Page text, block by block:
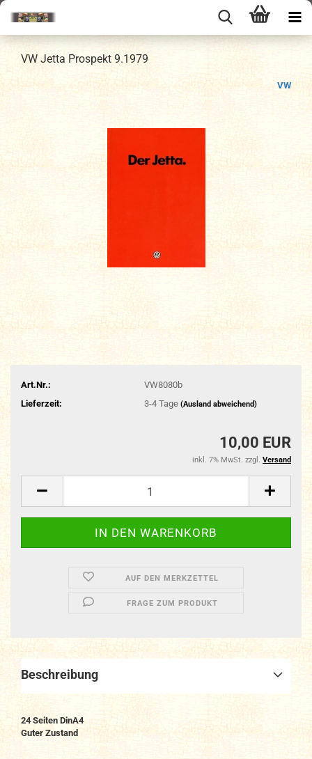
VW Jetta Prospekt 9.1979
VW
Art.Nr.:
VW8080b
Lieferzeit:
3-4 Tage (Ausland abweichend)
10,00 EUR
inkl. 7% MwSt. zzgl. Versand
AUF DEN MERKZETTEL
FRAGE ZUM PRODUKT
Beschreibung
24 Seiten DinA4
Guter Zustand